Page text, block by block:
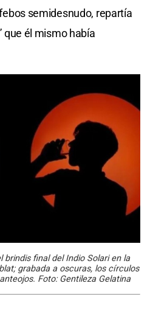
semidesnudo, repartía
que él mismo había
brindis final del Indio Solari en la
grabada a oscuras, los círculos
Foto: Gentileza Gelatina